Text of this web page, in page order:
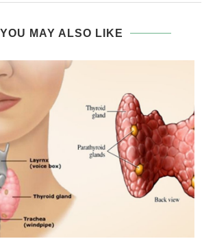
YOU MAY ALSO LIKE